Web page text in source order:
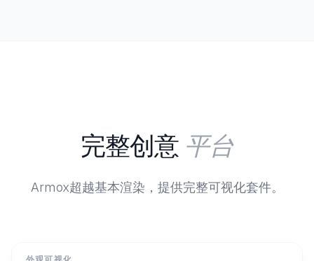
完整创意 平台
Armox超越基本渲染，提供完整可视化套件。